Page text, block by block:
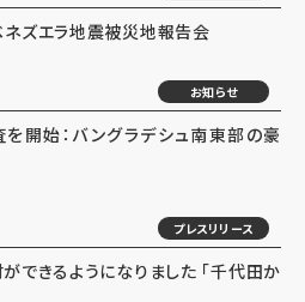
ズエラ地震被災地報告会
お知らせ
開始：バングラデシュ南東部の豪
プレスリリース
できるようになりました 「千代田か